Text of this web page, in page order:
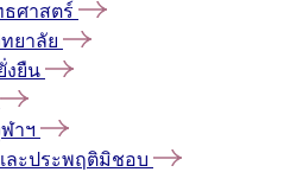
ศาสตร์
ยาลัย
งยืน
าฯ
ละประพฤติมิชอบ